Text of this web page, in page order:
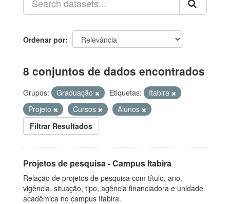
Ordenar por
8 conjuntos de dados encontrados
Grupos: Graduação Etiquetas:
Itabira
Projeto
Cursos
Alunos
Filtrar Resultados
Projetos de pesquisa - Campus Itabira
Relação de projetos de pesquisa com título, ano,
vigência, situação, tipo, agência financiadora e unidade
acadêmica no campus Itabira.